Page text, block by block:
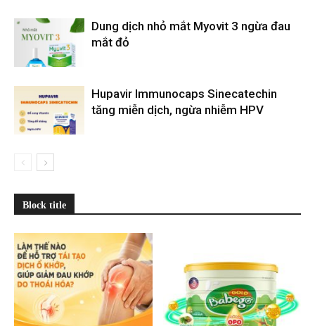
Dung dịch nhỏ mắt Myovit 3 ngừa đau
mắt đỏ
Hupavir Immunocaps Sinecatechin
tăng miễn dịch, ngừa nhiễm HPV
Block title